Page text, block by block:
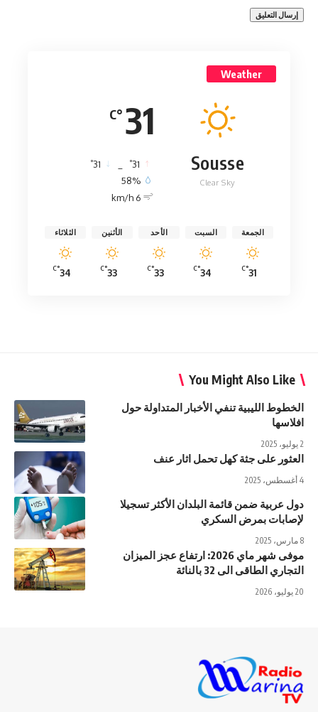
Weather
31
°C
Sousse
Clear Sky
31
°
31
°
58%
6 km/h
الجمعة
31
°C
السبت
34
°C
الأحد
33
°C
الأثنين
33
°C
الثلاثاء
34
°C
You Might Also Like
الخطوط الليبية تنفي الأخبار المتداولة حول
افلاسها
2 يوليو، 2025
العثور على جثة كهل تحمل اثار عنف
4 أغسطس، 2025
دول عربية ضمن قائمة البلدان الأكثر تسجيلا
لإصابات بمرض السكري
8 مارس، 2025
موفى شهر ماي 2026: ارتفاع عجز الميزان
التجاري الطاقى الى 32 بالنائة
20 يوليو، 2026